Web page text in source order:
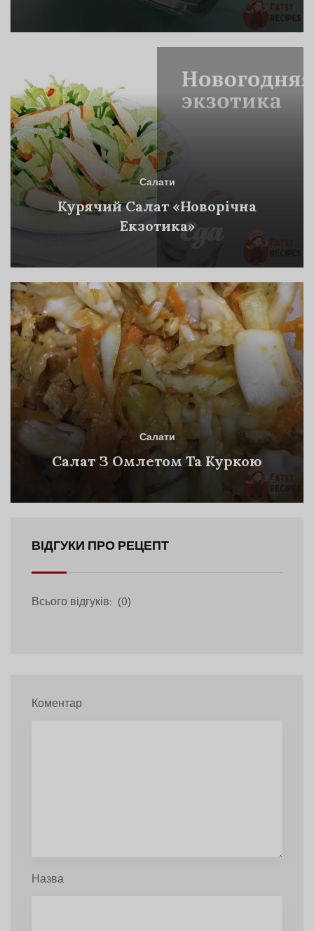
Салати
Курячий Салат «Новорічна
Екзотика»
Салати
Салат З Омлетом Та Куркою
ВІДГУКИ ПРО РЕЦЕПТ
Всього відгуків: (0)
Коментар
Назва